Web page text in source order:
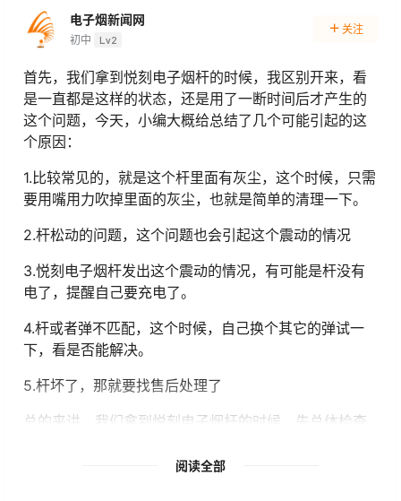
电子烟新闻网
初中 Lv2
关注
首先，我们拿到悦刻电子烟杆的时候，我区别开来，看
是一直都是这样的状态，还是用了一断时间后才产生的
这个问题，今天，小编大概给总结了几个可能引起的这
个原因：
1.比较常见的，就是这个杆里面有灰尘，这个时候，只需
要用嘴用力吹掉里面的灰尘，也就是简单的清理一下。
2.杆松动的问题，这个问题也会引起这个震动的情况
3.悦刻电子烟杆发出这个震动的情况，有可能是杆没有
电了，提醒自己要充电了。
4.杆或者弹不匹配，这个时候，自己换个其它的弹试一
下，看是否能解决。
5.杆坏了，那就要找售后处理了
总的来讲，我们拿到悦刻电子烟杆的时候，先总体检查
阅读全部